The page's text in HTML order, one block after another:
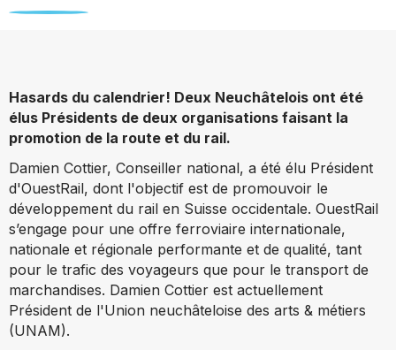
Hasards du calendrier! Deux Neuchâtelois ont été
élus Présidents de deux organisations faisant la
promotion de la route et du rail.
Damien Cottier, Conseiller national, a été élu Président
d'OuestRail, dont l'objectif est de promouvoir le
développement du rail en Suisse occidentale. OuestRail
s’engage pour une offre ferroviaire internationale,
nationale et régionale performante et de qualité, tant
pour le trafic des voyageurs que pour le transport de
marchandises. Damien Cottier est actuellement
Président de l'Union neuchâteloise des arts & métiers
(UNAM).